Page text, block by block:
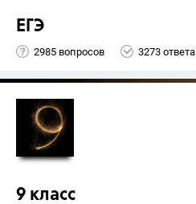
ЕГЭ
2985 вопросов 3273 ответа
9 класс